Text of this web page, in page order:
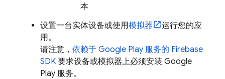
本
设置一台实体设备或使用模拟器
运行您的应
用。
请注意， 依赖于 Google Play 服务的 Firebase
SDK 要求设备或模拟器上必须安装 Google
Play 服务。